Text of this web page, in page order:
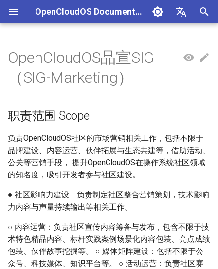
OpenCloudOS Documentation
English
搜
索
引
擎
组织架构
社区SIG
SIG总览
镜像源地址
邮件列表
OpenCloudOS 版本介绍
OpenCloudOS v8.6发行说明
OpenCloudOS v9.0发行说明
OpenCloudOS v9.2发行说明
OpenCloudOS v9.6发行说明
OpenCloudOS Stream 发行
说明
OpenCloudOS Stream 23
OpenCloudOS 8 用户文档 快速入门
内核更新
系统状态监控
存储管理
网络管理
导入镜像到云
OC9 快速入门
网络管理指南
存储和文件系统管理指南
容器和虚拟化指南
导入镜像到云
典型应用部署
生态认证流程
硬件兼容性测试指标
认证兼容列表
硬件兼容列表
适配FAQ
CentOS停服背景与应对方案
CentOS7迁移到
OpenCloudOS8
CentOS7迁移到
OpenCloudOS7
OpenCloudOS8升级
OpenCloudOS9
迁移与升级常见问题FAQ
安全事件处置说明
漏洞数据API文档
一、项目管理 编写用例
用例集
三、执行环境
新增节点
四、任务管理
创建任务
贡献须知 文档库贡献指南
如何参与代码贡献
OpenCloudOS Stream
系统开发文档
贡献许可协议
OpenCloudOS品宣SIG
（SIG-Marketing）
职责范围 Scope
负责OpenCloudOS社区的市场营销相关工作，包括不限于
品牌建设、内容运营、伙伴拓展与生态共建等，借助活动、
公关等营销手段， 提升OpenCloudOS在操作系统社区领域
的知名度，吸引开发者参与社区建设。
● 社区影响力建设：负责制定社区整合营销策划，技术影响
力内容与声量持续输出等相关工作。
○ 内容运营：负责社区宣传内容筹备与发布，包含不限于技
术特色精品内容、标杆实践案例场景化内容包装、亮点成绩
包装、伙伴故事挖掘等。 ○ 媒体矩阵建设：包括不限于公
众号、科技媒体、知识平台等。 ○ 活动运营：负责社区赛